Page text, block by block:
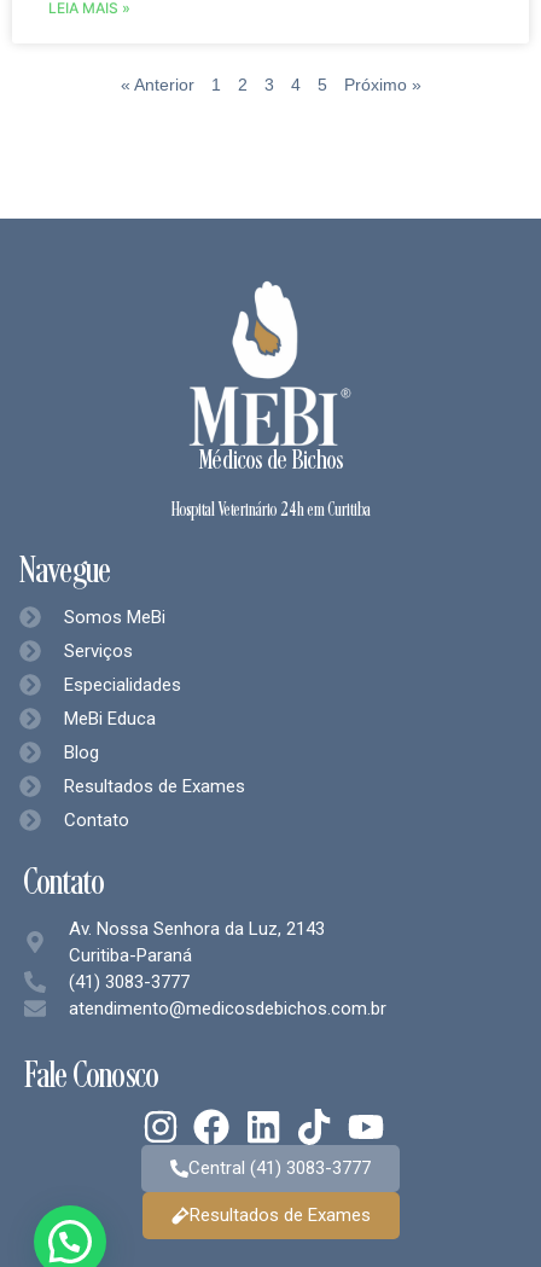
LEIA MAIS »
« Anterior 1 2 3 4 5 Próximo »
Médicos de Bichos
Hospital Veterinário 24h em Curitiba
Navegue
Somos MeBi
Serviços
Especialidades
MeBi Educa
Blog
Resultados de Exames
Contato
Contato
Av. Nossa Senhora da Luz, 2143
Curitiba-Paraná
(41) 3083-3777
atendimento@medicosdebichos.com.br
Fale Conosco
Central (41) 3083-3777
Resultados de Exames